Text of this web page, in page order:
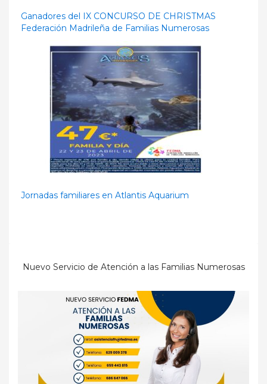
Ganadores del IX CONCURSO DE CHRISTMAS
Federación Madrileña de Familias Numerosas
Jornadas familiares en Atlantis Aquarium
Nuevo Servicio de Atención a las Familias Numerosas